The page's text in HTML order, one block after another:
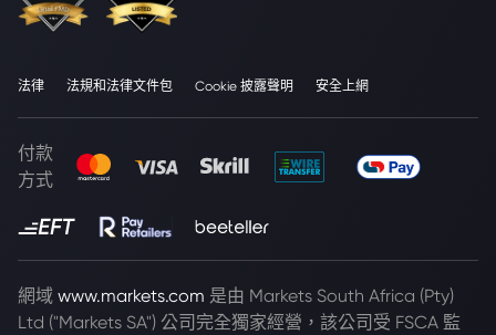
法律 法規和法律文件包 Cookie 披露聲明 安全上網
付款
方式
網域 www.markets.com 是由 Markets South Africa (Pty)
Ltd ("Markets SA") 公司完全獨家經營，該公司受 FSCA 監